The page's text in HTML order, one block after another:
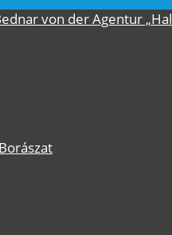
von der Agentur